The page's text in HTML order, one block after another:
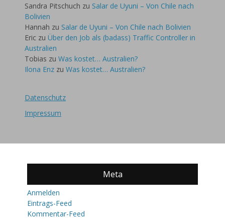
Sandra Pitschuch zu Salar de Uyuni – Von Chile nach
Bolivien
Hannah zu Salar de Uyuni – Von Chile nach Bolivien
Eric zu Über den Job als (badass) Traffic Controller in
Australien
Tobias zu Was kostet… Australien?
Ilona Enz zu Was kostet… Australien?
Datenschutz
Impressum
Meta
Anmelden
Eintrags-Feed
Kommentar-Feed